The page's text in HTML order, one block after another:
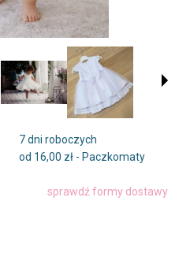
7 dni roboczych
od 16,00 zł - Paczkomaty
kosztów płatności
sprawdź formy dostawy